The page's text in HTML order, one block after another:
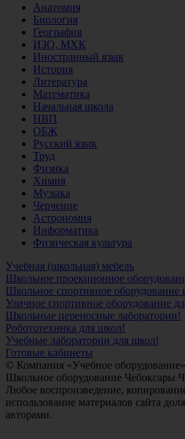
Анатомия
Биология
География
ИЗО, МХК
Иностранный язык
История
Литература
Математика
Начальная школа
НВП
ОБЖ
Русский язык
Труд
Физика
Химия
Музыка
Черчение
Астрономия
Информатика
Физическая культура
Учебная (школьная) мебель
Школьное проекционное
Школьное спортивное оборудование
Уличное спортивное оборудование
Школьные переносные лаборатории!
Робототехника для школ!
Учебные лаборатории для школ!
Готовые кабинеты
© Компания «Учебное
Школьное оборудование Чебоксары
Любое воспроизведение,
использование материалов сайта
авторами.